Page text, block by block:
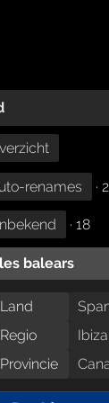
renames ·
· 18
balears
Land
Regio
Ibiza
Provincie